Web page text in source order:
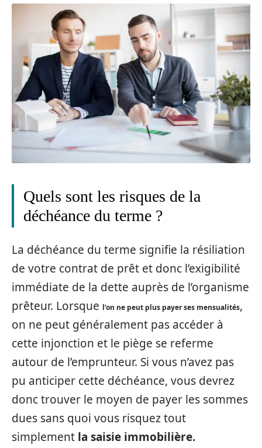
Quels sont les risques de la
déchéance du terme ?
La déchéance du terme signifie la résiliation
de votre contrat de prêt et donc l’exigibilité
immédiate de la dette auprès de l’organisme
prêteur. Lorsque l’on ne peut plus payer ses mensualités,
on ne peut généralement pas accéder à
cette injonction et le piège se referme
autour de l’emprunteur. Si vous n’avez pas
pu anticiper cette déchéance, vous devrez
donc trouver le moyen de payer les sommes
dues sans quoi vous risquez tout
simplement la saisie immobilière.